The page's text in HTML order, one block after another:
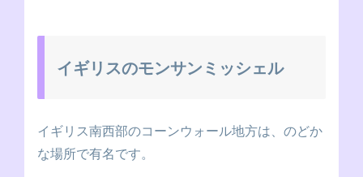
イギリスのモンサンミッシェル
イギリス南西部のコーンウォール地方は、のどか
な場所で有名です。